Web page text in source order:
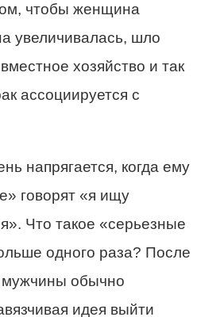
чтобы женщина
увеличивалась, шло
хозяйство и так
ассоциируется с
напрягается, когда ему
говорят «я ищу
Что такое «серьезные
одного раза? После
мужчины обычно
идея выйти